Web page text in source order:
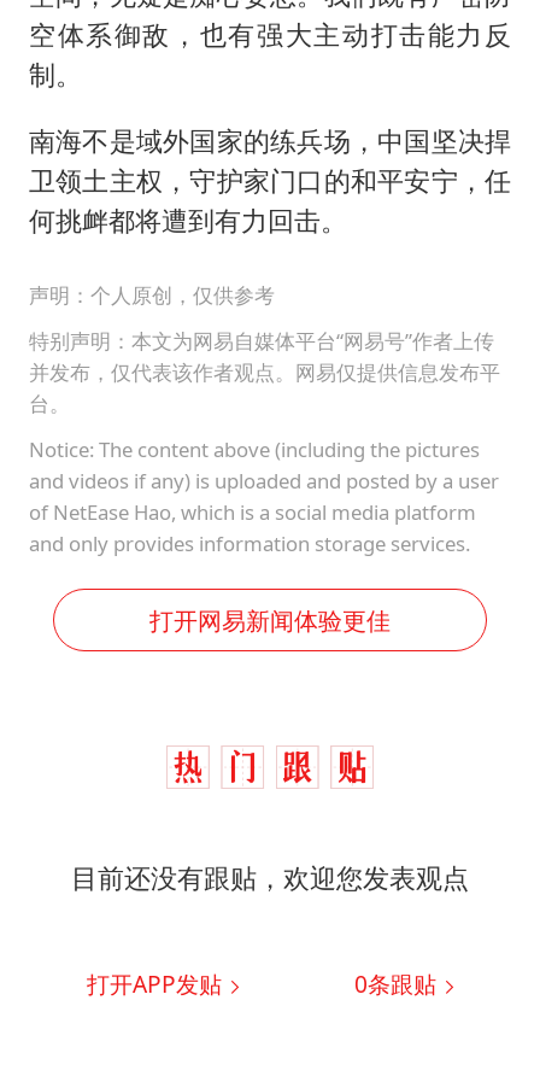
空体系御敌，也有强大主动打击能力反
制。
南海不是域外国家的练兵场，中国坚决捍
卫领土主权，守护家门口的和平安宁，任
何挑衅都将遭到有力回击。
声明：个人原创，仅供参考
特别声明：本文为网易自媒体平台“网易号”作者上传
并发布，仅代表该作者观点。网易仅提供信息发布平
台。
Notice: The content above (including the pictures
and videos if any) is uploaded and posted by a user
of NetEase Hao, which is a social media platform
and only provides information storage services.
打开网易新闻体验更佳
目前还没有跟贴，欢迎您发表观点
打开APP发贴 0条跟贴